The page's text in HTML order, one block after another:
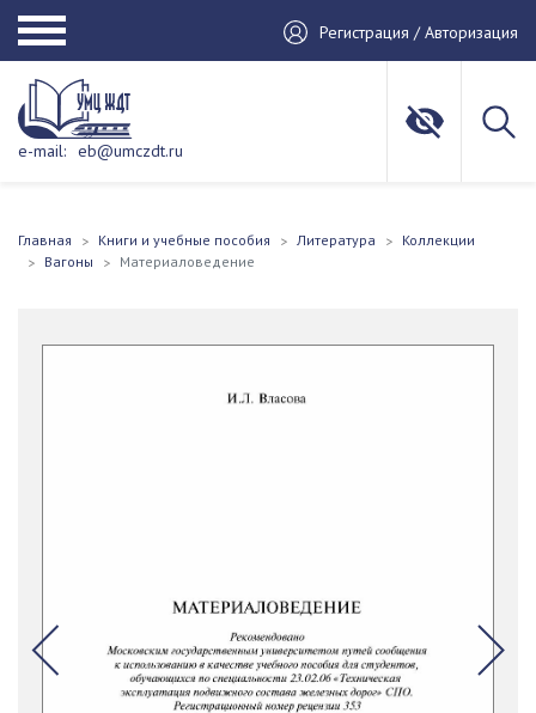
Регистрация / Авторизация
e-mail: eb@umczdt.ru
Главная Книги и учебные пособия Литература
Коллекции
Вагоны
Материаловедение